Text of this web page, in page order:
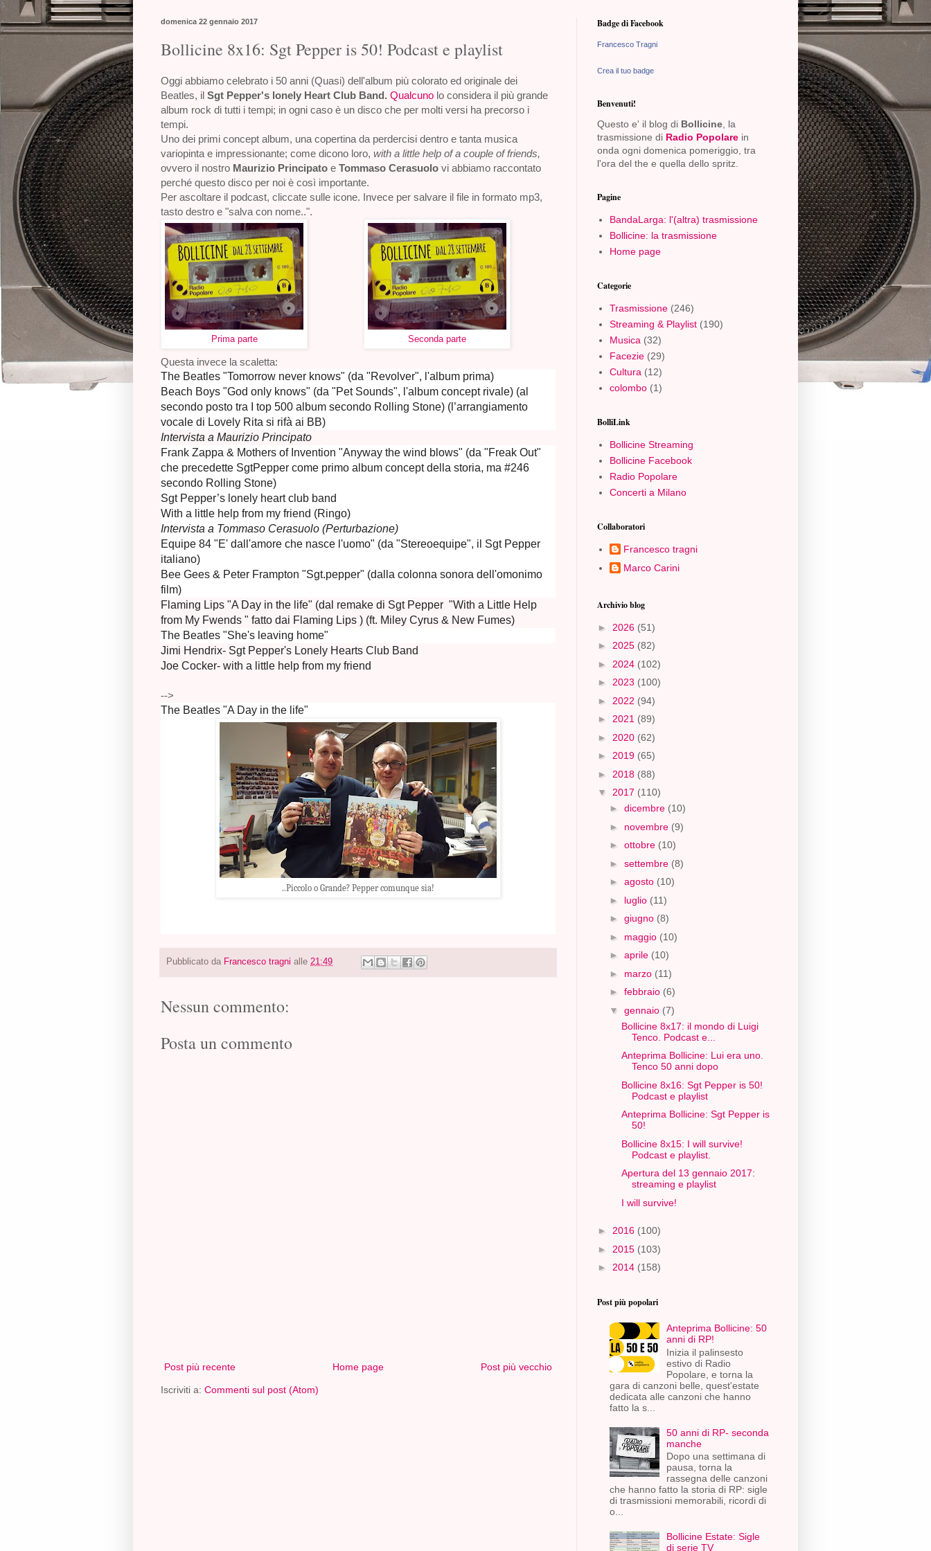
domenica 22 gennaio 2017
Bollicine 8x16: Sgt Pepper is 50! Podcast e playlist
Oggi abbiamo celebrato i 50 anni (Quasi) dell'album più colorato ed originale dei
Beatles, il Sgt Pepper's lonely Heart Club Band. Qualcuno lo considera il più grande
album rock di tutti i tempi; in ogni caso è un disco che per molti versi ha precorso i
tempi.
Uno dei primi concept album, una copertina da perdercisi dentro e tanta musica
variopinta e impressionante; come dicono loro, with a little help of a couple of friends,
ovvero il nostro Maurizio Principato e Tommaso Cerasuolo vi abbiamo raccontato
perché questo disco per noi è così importante.
Per ascoltare il podcast, cliccate sulle icone. Invece per salvare il file in formato mp3,
tasto destro e "salva con nome..".
Prima parte Seconda parte
Questa invece la scaletta:
The Beatles "Tomorrow never knows" (da "Revolver", l'album prima)
Beach Boys "God only knows" (da "Pet Sounds", l'album concept rivale) (al
secondo posto tra I top 500 album secondo Rolling Stone) (l’arrangiamento
vocale di Lovely Rita si rifà ai BB)
Intervista a Maurizio Principato
Frank Zappa & Mothers of Invention "Anyway the wind blows" (da "Freak Out"
che precedette SgtPepper come primo album concept della storia, ma #246
secondo Rolling Stone)
Sgt Pepper’s lonely heart club band
With a little help from my friend (Ringo)
Intervista a Tommaso Cerasuolo (Perturbazione)
Equipe 84 "E' dall'amore che nasce l'uomo" (da "Stereoequipe", il Sgt Pepper
italiano)
Bee Gees & Peter Frampton "Sgt.pepper" (dalla colonna sonora dell'omonimo
film)
Flaming Lips "A Day in the life" (dal remake di Sgt Pepper "With a Little Help
from My Fwends " fatto dai Flaming Lips ) (ft. Miley Cyrus & New Fumes)
The Beatles "She's leaving home"
Jimi Hendrix- Sgt Pepper's Lonely Hearts Club Band
Joe Cocker- with a little help from my friend
-->
The Beatles "A Day in the life"
..Piccolo o Grande? Pepper comunque sia!
Pubblicato da Francesco tragni alle 21:49
Nessun commento:
Posta un commento
Post più recente Post più vecchio
Home page
Iscriviti a: Commenti sul post (Atom)
Badge di Facebook
Francesco Tragni
Crea il tuo badge
Benvenuti!
Questo e' il blog di Bollicine , la
trasmissione di Radio Popolare in
onda ogni domenica pomeriggio, tra
l'ora del the e quella dello spritz.
Pagine
BandaLarga: l'(altra) trasmissione
Bollicine: la trasmissione
Home page
Categorie
Trasmissione (246)
Streaming & Playlist (190)
Musica (32)
Facezie (29)
Cultura (12)
colombo (1)
BolliLink
Bollicine Streaming
Bollicine Facebook
Radio Popolare
Concerti a Milano
Collaboratori
Francesco tragni
Marco Carini
Archivio blog
► 2026 (51)
► 2025 (82)
► 2024 (102)
► 2023 (100)
► 2022 (94)
► 2021 (89)
► 2020 (62)
► 2019 (65)
► 2018 (88)
▼ 2017 (110)
► dicembre (10)
► novembre (9)
► ottobre (10)
► settembre (8)
► agosto (10)
► luglio (11)
► giugno (8)
► maggio (10)
► aprile (10)
► marzo (11)
► febbraio (6)
▼ gennaio (7)
Bollicine 8x17: il mondo di Luigi
Tenco. Podcast e...
Anteprima Bollicine: Lui era uno.
Tenco 50 anni dopo
Bollicine 8x16: Sgt Pepper is 50!
Podcast e playlist
Anteprima Bollicine: Sgt Pepper is
50!
Bollicine 8x15: I will survive!
Podcast e playlist.
Apertura del 13 gennaio 2017:
streaming e playlist
I will survive!
► 2016 (100)
► 2015 (103)
► 2014 (158)
Post più popolari
Anteprima Bollicine: 50
anni di RP!
Inizia il palinsesto
estivo di Radio
Popolare, e torna la
gara di canzoni belle, quest'estate
dedicata alle canzoni che hanno
fatto la s...
50 anni di RP- seconda
manche
Dopo una settimana di
pausa, torna la
rassegna delle canzoni
che hanno fatto la storia di RP: sigle
di trasmissioni memorabili, ricordi di
o...
Bollicine Estate: Sigle
di serie TV